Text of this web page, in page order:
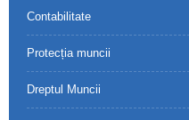
Contabilitate
Protecția muncii
Dreptul Muncii